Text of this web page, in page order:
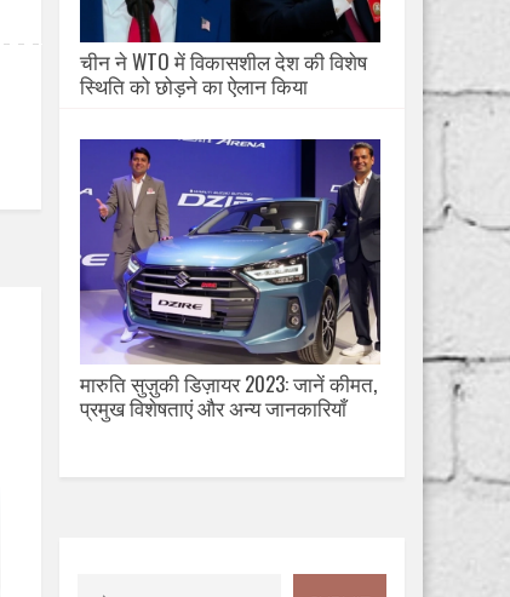
चीन ने WTO में विकासशील देश की विशेष
स्थिति को छोड़ने का ऐलान किया
मारुति सुज़ुकी डिज़ायर 2023: जानें कीमत,
प्रमुख विशेषताएं और अन्य जानकारियाँ